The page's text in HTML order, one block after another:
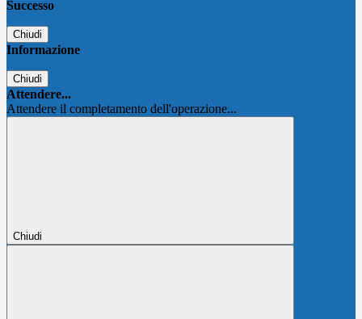
Successo
Chiudi
Informazione
Chiudi
Attendere...
Attendere il completamento dell'operazione...
Chiudi